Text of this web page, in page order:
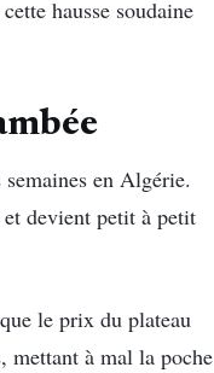
hausse soudaine
en Algérie.
devient petit à petit
le prix du plateau
mettant à mal la poche